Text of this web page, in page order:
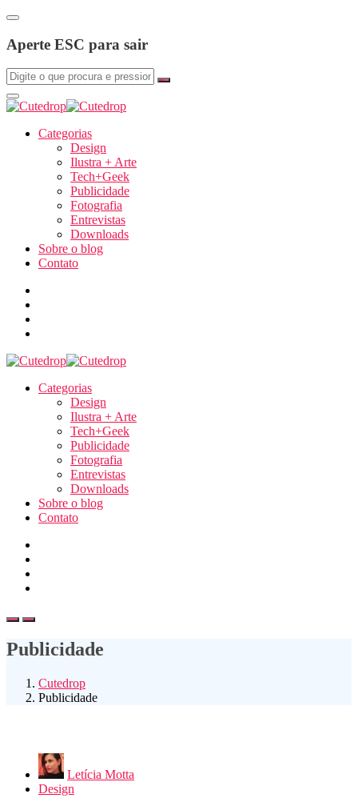
Aperte ESC para sair
Categorias
Design
Ilustra + Arte
Tech+Geek
Publicidade
Fotografia
Entrevistas
Downloads
Sobre o blog
Contato
Categorias
Design
Ilustra + Arte
Tech+Geek
Publicidade
Fotografia
Entrevistas
Downloads
Sobre o blog
Contato
Publicidade
Cutedrop
Publicidade
Letícia Motta
Design